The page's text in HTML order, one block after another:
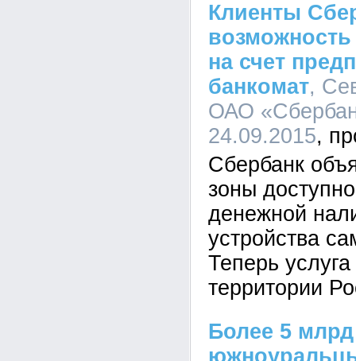
Клиенты
на счет
банкомат,
ОАО
24.09.2015
Сбербанк
зоны
денежной
устройства
Теперь
территории
Более 5